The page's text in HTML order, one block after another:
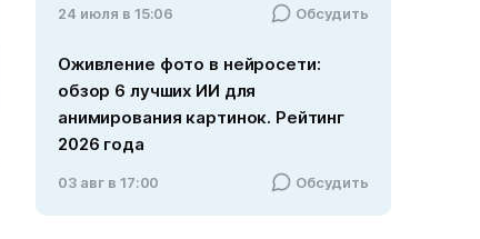
24 июля в 15:06 Обсудить
Оживление фото в нейросети:
обзор 6 лучших ИИ для
анимирования картинок. Рейтинг
2026 года
03 авг в 17:00 Обсудить